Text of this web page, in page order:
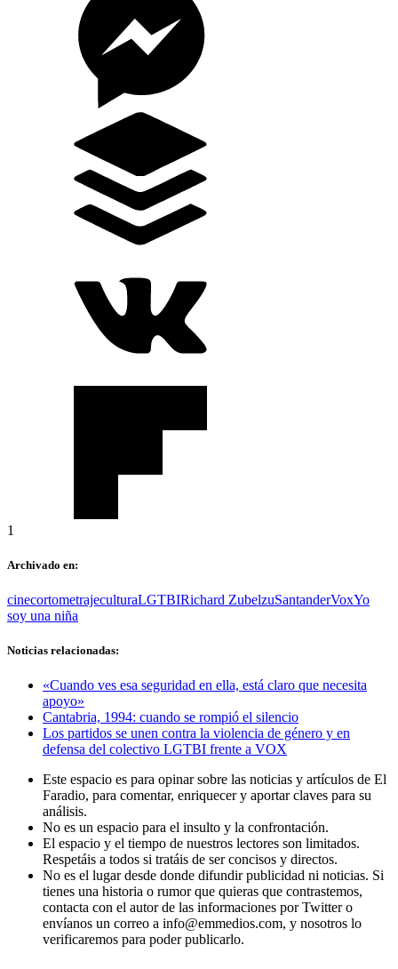
1
Archivado en:
cinecortometrajeculturaLGTBIRichard ZubelzuSantanderVoxYo
soy una niña
Noticias relacionadas:
«Cuando ves esa seguridad en ella, está claro que necesita
apoyo»
Cantabria, 1994: cuando se rompió el silencio
Los partidos se unen contra la violencia de género y en
defensa del colectivo LGTBI frente a VOX
Este espacio es para opinar sobre las noticias y artículos de El
Faradio, para comentar, enriquecer y aportar claves para su
análisis.
No es un espacio para el insulto y la confrontación.
El espacio y el tiempo de nuestros lectores son limitados.
Respetáis a todos si tratáis de ser concisos y directos.
No es el lugar desde donde difundir publicidad ni noticias. Si
tienes una historia o rumor que quieras que contrastemos,
contacta con el autor de las informaciones por Twitter o
envíanos un correo a info@emmedios.com, y nosotros lo
verificaremos para poder publicarlo.